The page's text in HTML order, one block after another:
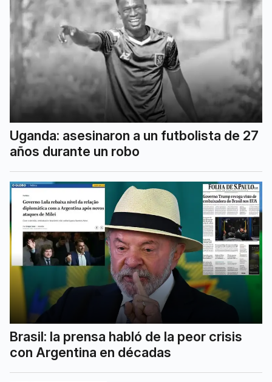
Uganda: asesinaron a un futbolista de 27
años durante un robo
Brasil: la prensa habló de la peor crisis
con Argentina en décadas